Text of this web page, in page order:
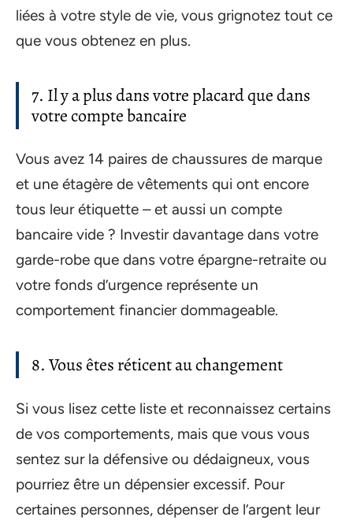
liées à votre style de vie, vous grignotez tout ce
que vous obtenez en plus.
7. Il y a plus dans votre placard que dans
votre compte bancaire
Vous avez 14 paires de chaussures de marque
et une étagère de vêtements qui ont encore
tous leur étiquette – et aussi un compte
bancaire vide ? Investir davantage dans votre
garde-robe que dans votre épargne-retraite ou
votre fonds d’urgence représente un
comportement financier dommageable.
8. Vous êtes réticent au changement
Si vous lisez cette liste et reconnaissez certains
de vos comportements, mais que vous vous
sentez sur la défensive ou dédaigneux, vous
pourriez être un dépensier excessif. Pour
certaines personnes, dépenser de l’argent leur